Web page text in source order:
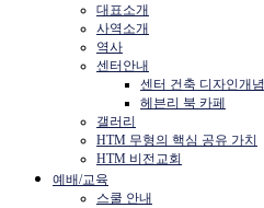
대표소개
사역소개
역사
센터안내
센터 건축 디자인개념
헤븐리 북 카페
갤러리
HTM 무형의 핵심 공유 가치
HTM 비전교회
예배/교육
스쿨 안내